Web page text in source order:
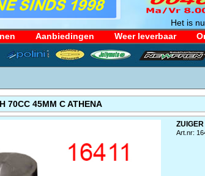
Het is
Aanbiedingen Weer leverbaar
70CC 45MM C ATHENA
Art.nr: